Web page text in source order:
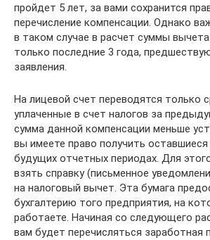
пройдет 5 лет, за вами сохранится
перечисление компенсации. Однако
в таком случае в расчет суммы
только последние 3 года,
заявления.
На лицевой счет переводятся только
уплаченные в счет налогов за
сумма данной компенсации меньше
вы имеете право получить
будущих отчетных периодах. Для
взять справку (письменное
на налоговый вычет. Эта бумага
бухгалтерию того предприятия, на
работаете. Начиная со следующего
вам будет перечисляться заработная